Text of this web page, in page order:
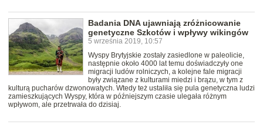
Badania DNA ujawniają zróżnicowanie
genetyczne Szkotów i wpływy wikingów
5 września 2019, 10:57
Wyspy Brytyjskie zostały zasiedlone w paleolicie,
następnie około 4000 lat temu doświadczyły one
migracji ludów rolniczych, a kolejne fale migracji
były związane z kulturami miedzi i brązu, w tym z
kulturą pucharów dzwonowatych. Wtedy też ustaliła się pula genetyczna ludzi
zamieszkujących Wyspy, która w późniejszym czasie ulegała różnym
wpływom, ale przetrwała do dzisiaj.